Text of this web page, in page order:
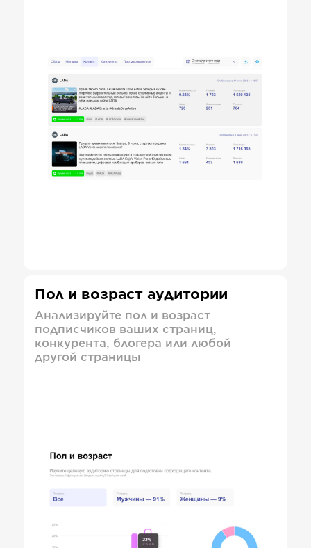
Пол и возраст аудитории
Анализируйте пол и возраст
подписчиков ваших страниц,
конкурента, блогера или любой
другой страницы